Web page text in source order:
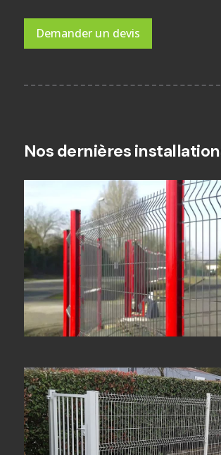
Demander un devis
Nos dernières